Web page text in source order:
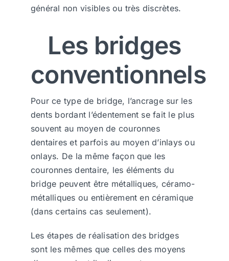
général non visibles ou très discrètes.
Les bridges
conventionnels
Pour ce type de bridge, l’ancrage sur les
dents bordant l’édentement se fait le plus
souvent au moyen de couronnes
dentaires et parfois au moyen d’inlays ou
onlays. De la même façon que les
couronnes dentaire, les éléments du
bridge peuvent être métalliques, céramo-
métalliques ou entièrement en céramique
(dans certains cas seulement).
Les étapes de réalisation des bridges
sont les mêmes que celles des moyens